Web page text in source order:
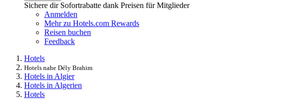
Sichere dir Sofortrabatte dank Preisen für Mitglieder
Anmelden
Mehr zu Hotels.com Rewards
Reisen buchen
Feedback
Hotels
Hotels nahe Dély Brahim
Hotels in Algier
Hotels in Algerien
Hotels